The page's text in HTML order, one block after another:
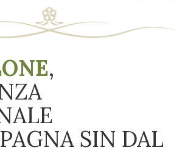
,
SIN DAL